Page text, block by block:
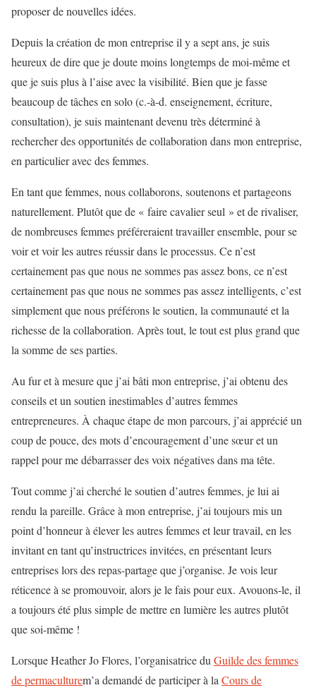
proposer de nouvelles idées.
Depuis la création de mon entreprise il y a sept ans, je suis
heureux de dire que je doute moins longtemps de moi-même et
que je suis plus à l’aise avec la visibilité. Bien que je fasse
beaucoup de tâches en solo (c.-à-d. enseignement, écriture,
consultation), je suis maintenant devenu très déterminé à
rechercher des opportunités de collaboration dans mon entreprise,
en particulier avec des femmes.
En tant que femmes, nous collaborons, soutenons et partageons
naturellement. Plutôt que de « faire cavalier seul » et de rivaliser,
de nombreuses femmes préféreraient travailler ensemble, pour se
voir et voir les autres réussir dans le processus. Ce n’est
certainement pas que nous ne sommes pas assez bons, ce n’est
certainement pas que nous ne sommes pas assez intelligents, c’est
simplement que nous préférons le soutien, la communauté et la
richesse de la collaboration. Après tout, le tout est plus grand que
la somme de ses parties.
Au fur et à mesure que j’ai bâti mon entreprise, j’ai obtenu des
conseils et un soutien inestimables d’autres femmes
entrepreneures. À chaque étape de mon parcours, j’ai apprécié un
coup de pouce, des mots d’encouragement d’une sœur et un
rappel pour me débarrasser des voix négatives dans ma tête.
Tout comme j’ai cherché le soutien d’autres femmes, je lui ai
rendu la pareille. Grâce à mon entreprise, j’ai toujours mis un
point d’honneur à élever les autres femmes et leur travail, en les
invitant en tant qu’instructrices invitées, en présentant leurs
entreprises lors des repas-partage que j’organise. Je vois leur
réticence à se promouvoir, alors je le fais pour eux. Avouons-le, il
a toujours été plus simple de mettre en lumière les autres plutôt
que soi-même !
Lorsque Heather Jo Flores, l’organisatrice du Guilde des femmes
de permaculturem’a demandé de participer à la Cours de